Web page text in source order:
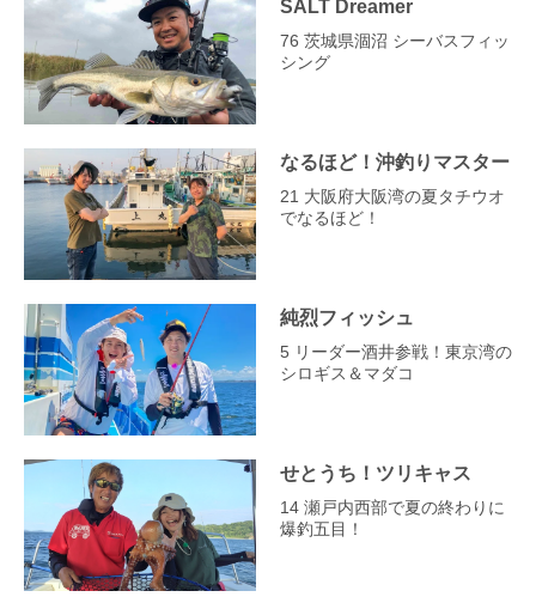
SALT Dreamer
76 茨城県涸沼 シーバスフィッ
シング
なるほど！沖釣りマスター
21 大阪府大阪湾の夏タチウオ
でなるほど！
純烈フィッシュ
5 リーダー酒井参戦！東京湾の
シロギス＆マダコ
せとうち！ツリキャス
14 瀬戸内西部で夏の終わりに
爆釣五目！